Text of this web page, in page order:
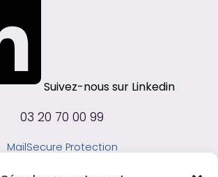
Suivez-nous sur Linkedin
03 20 70 00 99
MailSecure Protection